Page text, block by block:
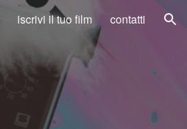
iscrivi il tuo film contatti